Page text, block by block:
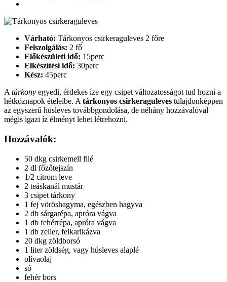
Várható: Tárkonyos csirkeraguleves 2 főre
Felszolgálás: 2 fő
Előkészületi idő: 15perc
Elkészítési idő: 30perc
Kész: 45perc
A tárkony egyedi, érdekes íze egy csipet változatosságot tud hozni a
hétköznapok ételeibe. A tárkonyos csirkeraguleves tulajdonképpen
az egyszerű húsleves továbbgondolása, de néhány hozzávalóval
mégis igazi íz élményt lehet létrehozni.
Hozzávalók:
50 dkg csirkemell filé
2 dl főzőtejszín
1/2 citrom leve
2 teáskanál mustár
3 csipet tárkony
1 fej vöröshagyma, egészben hagyva
2 db sárgarépa, apróra vágva
1 db fehérrépa, apróra vágva
1 db zeller, felkarikázva
20 dkg zöldborsó
1 liter zöldség, vagy húsleves alaplé
olívaolaj
só
fehér bors